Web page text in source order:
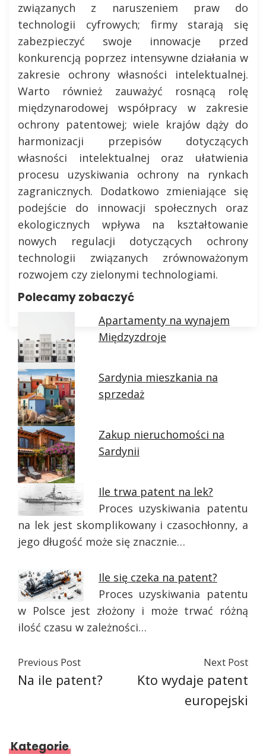
związanych z naruszeniem praw do
technologii cyfrowych; firmy starają się
zabezpieczyć swoje innowacje przed
konkurencją poprzez intensywne działania w
zakresie ochrony własności intelektualnej.
Warto również zauważyć rosnącą rolę
międzynarodowej współpracy w zakresie
ochrony patentowej; wiele krajów dąży do
harmonizacji przepisów dotyczących
własności intelektualnej oraz ułatwienia
procesu uzyskiwania ochrony na rynkach
zagranicznych. Dodatkowo zmieniające się
podejście do innowacji społecznych oraz
ekologicznych wpływa na kształtowanie
nowych regulacji dotyczących ochrony
technologii związanych zrównoważonym
rozwojem czy zielonymi technologiami.
Polecamy zobaczyć
Apartamenty na wynajem
Międzyzdroje
Sardynia mieszkania na
sprzedaż
Zakup nieruchomości na
Sardynii
Ile trwa patent na lek?
Proces uzyskiwania patentu
na lek jest skomplikowany i czasochłonny, a
jego długość może się znacznie…
Ile się czeka na patent?
Proces uzyskiwania patentu
w Polsce jest złożony i może trwać różną
ilość czasu w zależności…
Previous Post
Na ile patent?
Next Post
Kto wydaje patent
europejski
Kategorie